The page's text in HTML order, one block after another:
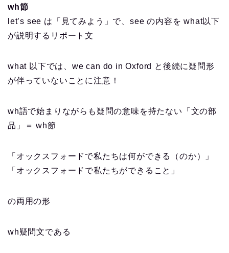
wh節
let’s see は「見てみよう」で、see の内容を what以下
が説明するリポート文
what 以下では、we can do in Oxford と後続に疑問形
が伴っていないことに注意！
wh語で始まりながらも疑問の意味を持たない「文の部
品」＝ wh節
「オックスフォードで私たちは何ができる（のか）」
「オックスフォードで私たちができること」
の両用の形
wh疑問文である